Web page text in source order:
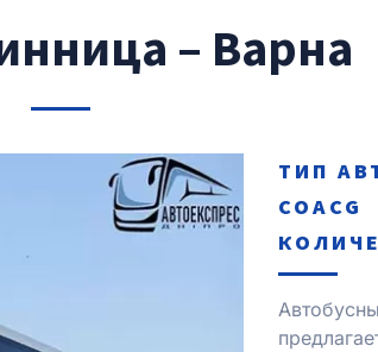
– Варна
ТИП
COACG